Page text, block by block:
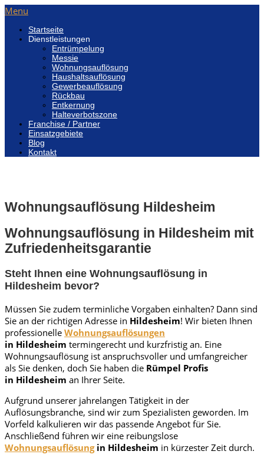
Menu
Startseite
Dienstleistungen
Entrümpelung
Messie
Wohnungsauflösung
Haushaltsauflösung
Gewerbeauflösung
Rückbau
Entkernung
Halteverbotszone
Franchise / Partner
Einsatzgebiete
Blog
Kontakt
Wohnungsauflösung Hildesheim
Wohnungsauflösung in Hildesheim mit
Zufriedenheitsgarantie
Steht Ihnen eine Wohnungsauflösung in
Hildesheim bevor?
Müssen Sie zudem terminliche Vorgaben einhalten? Dann sind
Sie an der richtigen Adresse in Hildesheim! Wir bieten Ihnen
professionelle Wohnungsauflösungen
in Hildesheim termingerecht und kurzfristig an. Eine
Wohnungsauflösung ist anspruchsvoller und umfangreicher
als Sie denken, doch Sie haben die Rümpel Profis
in Hildesheim an Ihrer Seite.
Aufgrund unserer jahrelangen Tätigkeit in der
Auflösungsbranche, sind wir zum Spezialisten geworden. Im
Vorfeld kalkulieren wir das passende Angebot für Sie.
Anschließend führen wir eine reibungslose
Wohnungsauflösungin Hildesheim in kürzester Zeit durch.